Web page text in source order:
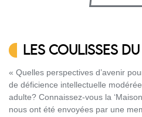
LES COULISSES
« Quelles perspectives d’avenir
de déficience intellectuelle
adulte? Connaissez-vous la
nous ont été envoyées par une